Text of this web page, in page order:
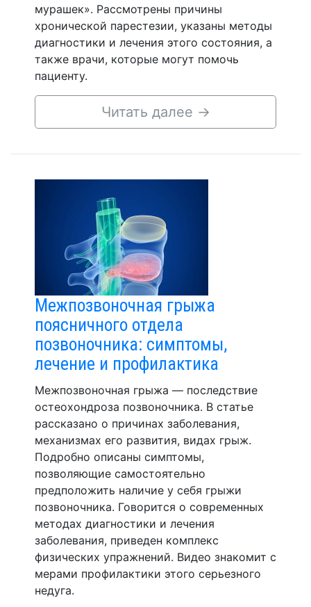
мурашек». Рассмотрены причины
хронической парестезии, указаны методы
диагностики и лечения этого состояния, а
также врачи, которые могут помочь
пациенту.
Читать далее →
Межпозвоночная грыжа
поясничного отдела
позвоночника: симптомы,
лечение и профилактика
Межпозвоночная грыжа — последствие
остеохондроза позвоночника. В статье
рассказано о причинах заболевания,
механизмах его развития, видах грыж.
Подробно описаны симптомы,
позволяющие самостоятельно
предположить наличие у себя грыжи
позвоночника. Говорится о современных
методах диагностики и лечения
заболевания, приведен комплекс
физических упражнений. Видео знакомит с
мерами профилактики этого серьезного
недуга.